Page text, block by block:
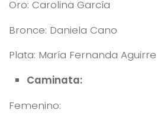
Oro: Carolina García
Bronce: Daniela Cano
Plata: María Fernanda Aguirre
Caminata:
Femenino: